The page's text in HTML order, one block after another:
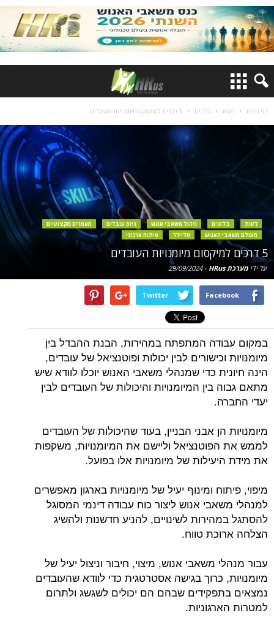
דף הבית דעות בלוגים 5 דרכים למיקסום מיומנויות העובדים
דעות בלוגים ניהול משאבי אנוש גיוס עובדים
מאמרים מקצועיים
מעולם משאבי האנוש
סליידר פיתוח ארגוני
5 דרכים למיקסום מיומנויות העובדים
על ידי מערכת HRus -
29/09/2024
Facebook
Twitter
במקום עבודה המתפתח במהירות, הבנת ההבדל בין
מיומנויות וכישורים לבין יכולות ופוטנציאל של עובדים,
הינה חיונית כדי שמנהלי משאבי האנוש יוכלו לוודא שיש
מתאם גבוה בין המיומנויות והיכולות של העובדים לבין
יעדי החברה.
מיומנויות הן אבני הבניין, בעוד שהיכולות של העובדים
לממש את הפוטנציאל וליישם את המיומנויות, משקפות
את מידת היעילות של מיומנויות אלו בפועל.
מיפוי, פיתוח ומינוף יעיל של מיומנויות בארגון מאפשרים
למנהלי משאבי אנוש ליצור כוח עבודה דינמי המסוגל
להסתגל במהירות לשינויים, להניע חדשנות ולהשיג
הצלחה ארוכת טווח.
עבור מנהלי משאבי אנוש, מיצוי, חיבור וניצול יעיל של
מיומנויות, כרוך בגישה אסטרטגית כדי לוודא שהעובדים
נמצאים בתפקידים שבהם הם יכולים לשגשג ולתרום
למטרות הארגוניות.